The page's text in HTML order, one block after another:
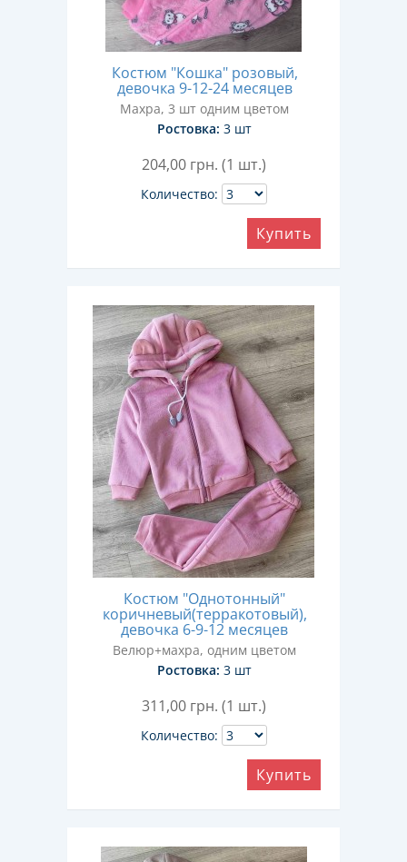
Костюм "Кошка" розовый,
девочка 9-12-24 месяцев
Махра, 3 шт одним цветом
Ростовка: 3 шт
204,00 грн. (1 шт.)
Количество:
Купить
Костюм "Однотонный"
коричневый(терракотовый),
девочка 6-9-12 месяцев
Велюр+махра, одним цветом
Ростовка: 3 шт
311,00 грн. (1 шт.)
Количество:
Купить